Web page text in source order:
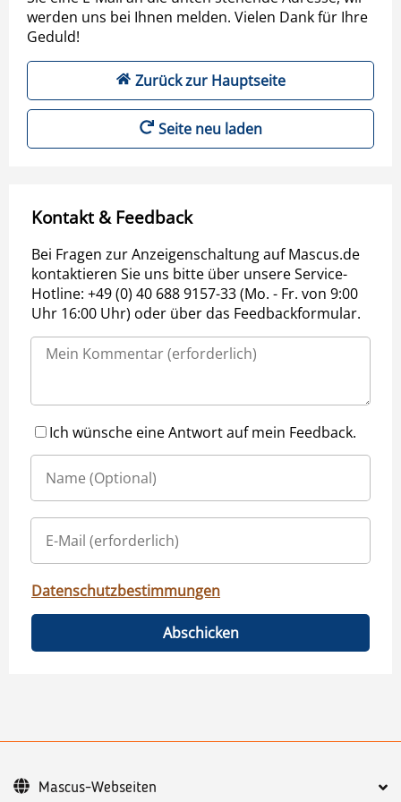
werden uns bei Ihnen melden. Vielen Dank für Ihre
Geduld!
Zurück zur Hauptseite
Seite neu laden
Kontakt & Feedback
Bei Fragen zur Anzeigenschaltung auf Mascus.de
kontaktieren Sie uns bitte über unsere Service-
Hotline: +49 (0) 40 688 9157-33 (Mo. - Fr. von 9:00
Uhr 16:00 Uhr) oder über das Feedbackformular.
Ich wünsche eine Antwort auf mein Feedback.
Datenschutzbestimmungen
Abschicken
Mascus-Webseiten